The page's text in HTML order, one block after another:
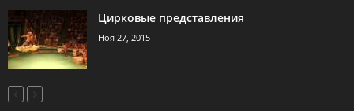
Цирковые представления
Ноя 27, 2015